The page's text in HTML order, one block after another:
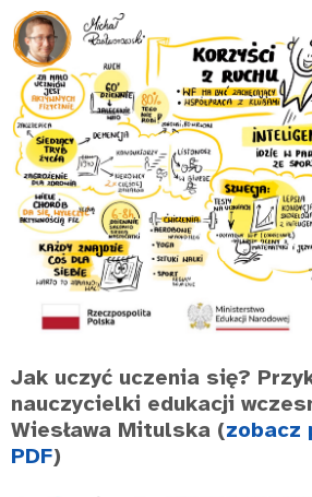
Jak uczyć uczenia się?
nauczycielki edukacji
Wiesława Mitulska (zobacz
PDF)